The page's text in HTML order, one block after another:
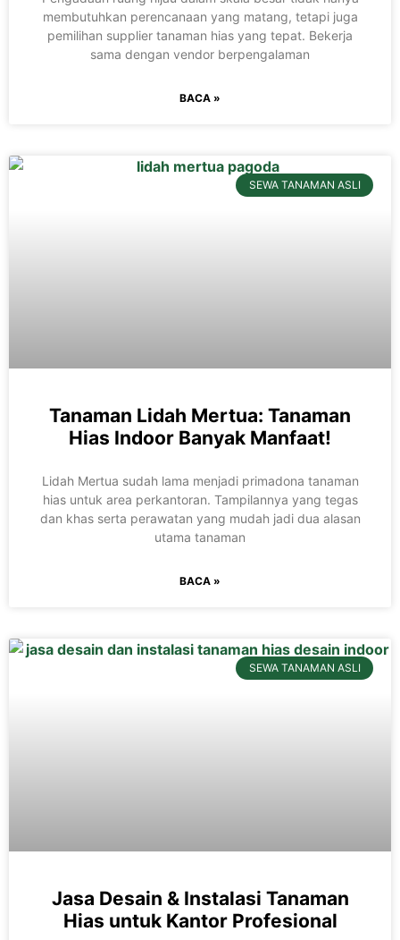
membutuhkan perencanaan yang matang, tetapi juga
pemilihan supplier tanaman hias yang tepat. Bekerja
sama dengan vendor berpengalaman
BACA »
SEWA TANAMAN ASLI
Tanaman Lidah Mertua: Tanaman
Hias Indoor Banyak Manfaat!
Lidah Mertua sudah lama menjadi primadona tanaman
hias untuk area perkantoran. Tampilannya yang tegas
dan khas serta perawatan yang mudah jadi dua alasan
utama tanaman
BACA »
SEWA TANAMAN ASLI
Jasa Desain & Instalasi Tanaman
Hias untuk Kantor Profesional